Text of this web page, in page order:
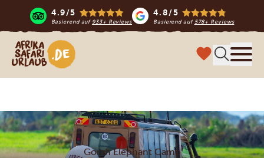
4.9/5
Basierend auf 933+ Reviews
4.8/5
Basierend auf 578+ Reviews
Afrika Safari Urlaub
Gorah Elephant Camp